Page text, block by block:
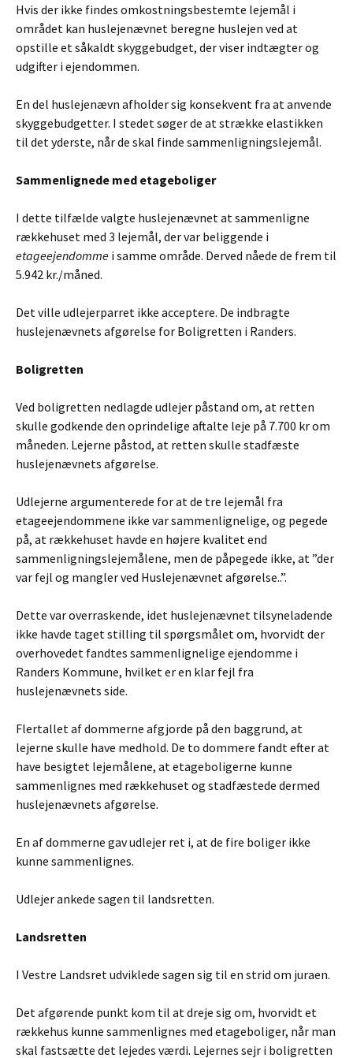
Hvis der ikke findes omkostningsbestemte lejemål i
området kan huslejenævnet beregne huslejen ved at
opstille et såkaldt skyggebudget, der viser indtægter og
udgifter i ejendommen.
En del huslejenævn afholder sig konsekvent fra at anvende
skyggebudgetter. I stedet søger de at strække elastikken
til det yderste, når de skal finde sammenligningslejemål.
Sammenlignede med etageboliger
I dette tilfælde valgte huslejenævnet at sammenligne
rækkehuset med 3 lejemål, der var beliggende i
etageejendomme i samme område. Derved nåede de frem til
5.942 kr./måned.
Det ville udlejerparret ikke acceptere. De indbragte
huslejenævnets afgørelse for Boligretten i Randers.
Boligretten
Ved boligretten nedlagde udlejer påstand om, at retten
skulle godkende den oprindelige aftalte leje på 7.700 kr om
måneden. Lejerne påstod, at retten skulle stadfæste
huslejenævnets afgørelse.
Udlejerne argumenterede for at de tre lejemål fra
etageejendommene ikke var sammenlignelige, og pegede
på, at rækkehuset havde en højere kvalitet end
sammenligningslejemålene, men de påpegede ikke, at ”der
var fejl og mangler ved Huslejenævnet afgørelse..”.
Dette var overraskende, idet huslejenævnet tilsyneladende
ikke havde taget stilling til spørgsmålet om, hvorvidt der
overhovedet fandtes sammenlignelige ejendomme i
Randers Kommune, hvilket er en klar fejl fra
huslejenævnets side.
Flertallet af dommerne afgjorde på den baggrund, at
lejerne skulle have medhold. De to dommere fandt efter at
have besigtet lejemålene, at etageboligerne kunne
sammenlignes med rækkehuset og stadfæstede dermed
huslejenævnets afgørelse.
En af dommerne gav udlejer ret i, at de fire boliger ikke
kunne sammenlignes.
Udlejer ankede sagen til landsretten.
Landsretten
I Vestre Landsret udviklede sagen sig til en strid om juraen.
Det afgørende punkt kom til at dreje sig om, hvorvidt et
rækkehus kunne sammenlignes med etageboliger, når man
skal fastsætte det lejedes værdi. Lejernes sejr i boligretten